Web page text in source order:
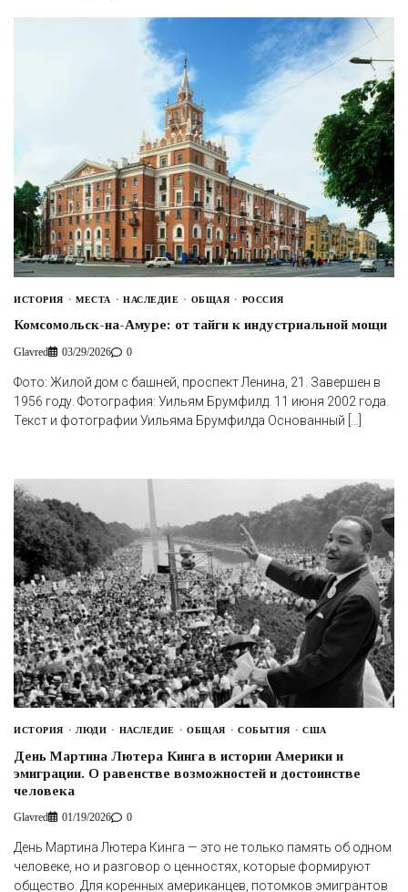
ИСТОРИЯ МЕСТА НАСЛЕДИЕ ОБЩАЯ РОССИЯ
Комсомольск-на-Амуре: от тайги к индустриальной мощи
Glavred 03/29/2026 0
Фото: Жилой дом с башней, проспект Ленина, 21. Завершен в
1956 году. Фотография: Уильям Брумфилд. 11 июня 2002 года.
Текст и фотографии Уильяма Брумфилда Основанный […]
ИСТОРИЯ ЛЮДИ НАСЛЕДИЕ ОБЩАЯ СОБЫТИЯ США
День Мартина Лютера Кинга в истории Америки и
эмиграции. О равенстве возможностей и достоинстве
человека
Glavred 01/19/2026 0
День Мартина Лютера Кинга — это не только память об одном
человеке, но и разговор о ценностях, которые формируют
общество. Для коренных американцев, потомков эмигрантов